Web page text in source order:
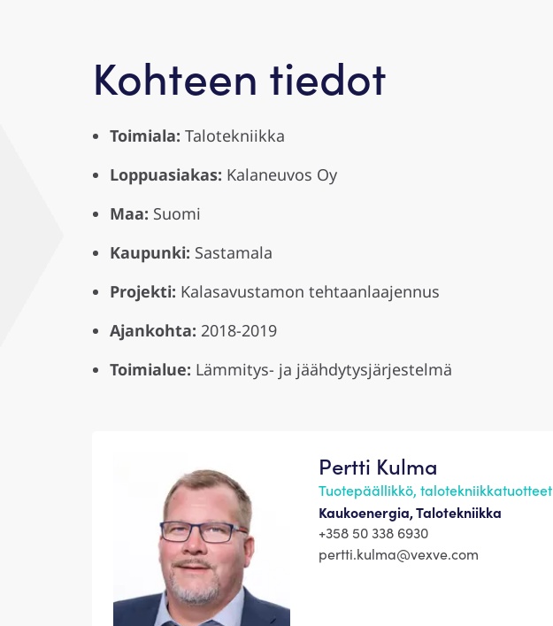
Kohteen tiedot
Toimiala: Talotekniikka
Loppuasiakas: Kalaneuvos Oy
Maa: Suomi
Kaupunki: Sastamala
Projekti: Kalasavustamon tehtaanlaajennus
Ajankohta: 2018-2019
Toimialue: Lämmitys- ja jäähdytysjärjestelmä
Pertti Kulma
Tuotepäällikkö, talotekniikkatuotteet
Kaukoenergia, Talotekniikka
+358 50 338 6930
pertti.kulma@vexve.com